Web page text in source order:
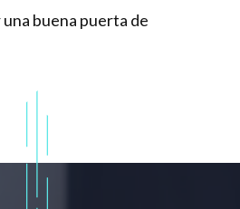
una buena puerta de